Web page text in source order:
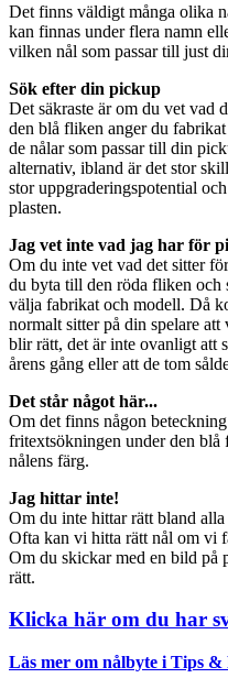
Det finns väldigt många olika
kan finnas under flera namn
vilken nål som passar till just
Sök efter din pickup
Det säkraste är om du vet vad
den blå fliken anger du
de nålar som passar till din
alternativ, ibland är det stor
stor uppgraderingspotential
plasten.
Jag vet inte vad jag har för
Om du inte vet vad det sitter
du byta till den röda fliken och
välja fabrikat och modell. Då
normalt sitter på din spelare att
blir rätt, det är inte ovanligt att
årens gång eller att de tom
Det står något här...
Om det finns någon
fritextsökningen under den blå
nålens färg.
Jag hittar inte!
Om du inte hittar rätt bland
Ofta kan vi hitta rätt nål om vi
Om du skickar med en bild på
rätt.
Klicka här om du har
Läs mer om nålbyte i Tips &